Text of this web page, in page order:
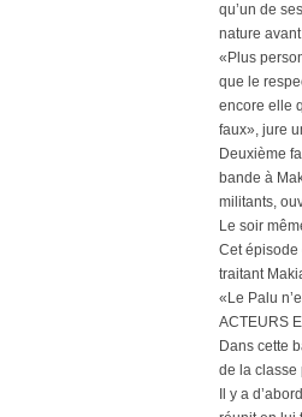
qu’un de
nature
«Plus
que le
encore elle
faux», jure
Deuxième
bande à
militants,
Le soir
Cet épisode
traitant
«Le Palu
ACTEURS
Dans cette
de la classe
Il y a